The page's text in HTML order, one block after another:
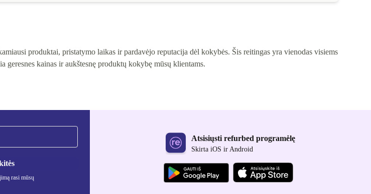
produktai, pristatymo laikas ir pardavėjo reputacija dėl kokybės. Šis reitingas yra vienodas visiems
kainas ir aukštesnę produktų kokybę mūsų klientams.
rasi mūsų
Atsisiųsti refurbed programėlę
Skirta iOS ir Android